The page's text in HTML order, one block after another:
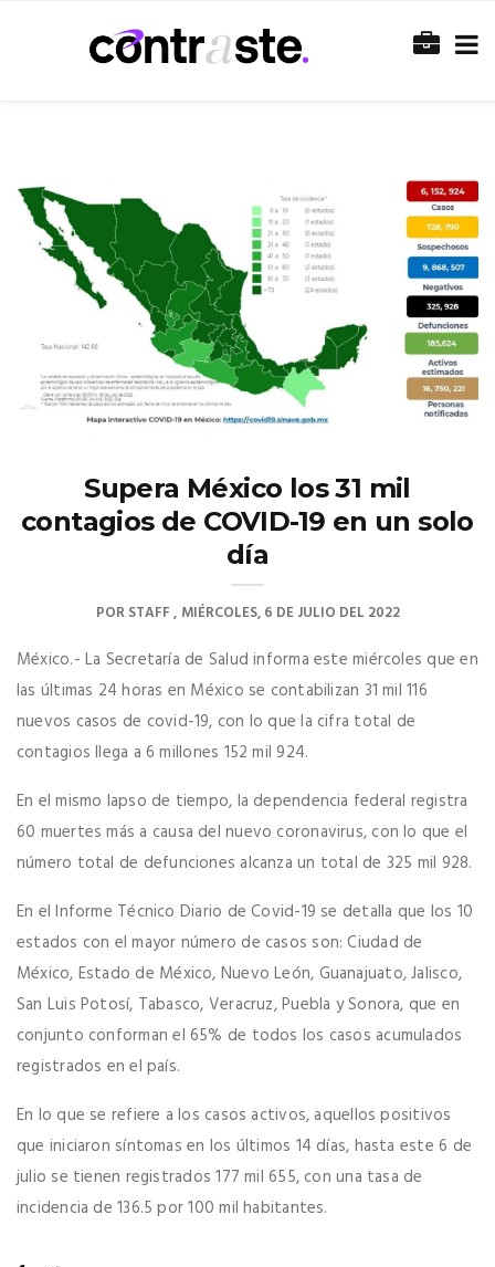
Supera México los 31 mil
contagios de COVID-19 en un solo
día
PORSTAFF MIÉRCOLES, 6 DE JULIO DEL 2022
México.- La Secretaría de Salud informa este miércoles que en
las últimas 24 horas en México se contabilizan 31 mil 116
nuevos casos de covid-19, con lo que la cifra total de
contagios llega a 6 millones 152 mil 924.
En el mismo lapso de tiempo, la dependencia federal registra
60 muertes más a causa del nuevo coronavirus, con lo que el
número total de defunciones alcanza un total de 325 mil 928.
En el Informe Técnico Diario de Covid-19 se detalla que los 10
estados con el mayor número de casos son: Ciudad de
México, Estado de México, Nuevo León, Guanajuato, Jalisco,
San Luis Potosí, Tabasco, Veracruz, Puebla y Sonora, que en
conjunto conforman el 65% de todos los casos acumulados
registrados en el país.
En lo que se refiere a los casos activos, aquellos positivos
que iniciaron síntomas en los últimos 14 días, hasta este 6 de
julio se tienen registrados 177 mil 655, con una tasa de
incidencia de 136.5 por 100 mil habitantes.